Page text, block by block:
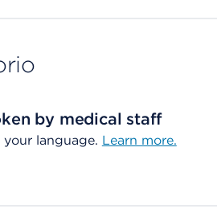
by medical staff
your language. Learn more.